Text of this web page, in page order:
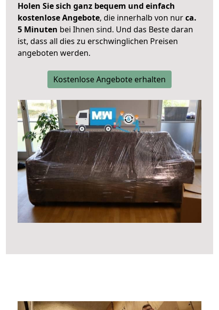
Holen Sie sich ganz bequem und einfach
kostenlose Angebote, die innerhalb von nurca.
5 Minuten bei Ihnen sind. Und das Beste daran
ist, dass all dies zu erschwinglichen Preisen
angeboten werden.
Kostenlose Angebote erhalten